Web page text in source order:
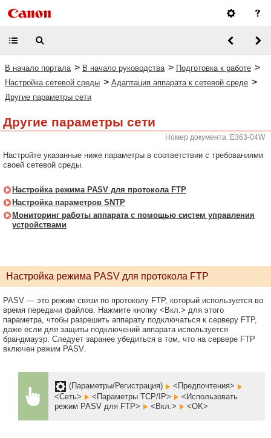
В начало портала > В начало руководства > Подготовка к работе >
Настройка сетевой среды > Адаптация аппарата к сетевой среде >
Другие параметры сети
Другие параметры сети
Номер документа: E363-04W
Настройте указанные ниже параметры в соответствии с требованиями
своей сетевой среды.
Настройка режима PASV для протокола FTP
Настройка параметров SNTP
Мониторинг работы аппарата с помощью систем управления
устройствами
Настройка режима PASV для протокола FTP
PASV — это режим связи по протоколу FTP, который используется во
время передачи файлов. Нажмите кнопку <Вкл.> для этого
параметра, чтобы разрешить аппарату подключаться к серверу FTP,
даже если для защиты подключений аппарата используется
брандмауэр. Следует заранее убедиться в том, что на сервере FTP
включен режим PASV.
(Параметры/Регистрация)
<Предпочтения>
<Сеть>
<Параметры TCP/IP>
<Использовать
режим PASV для FTP>
<Вкл.> <OK>